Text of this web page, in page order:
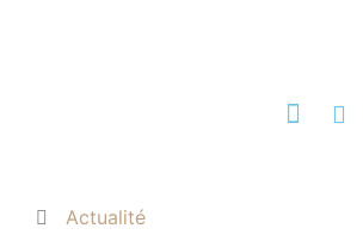
Actualité